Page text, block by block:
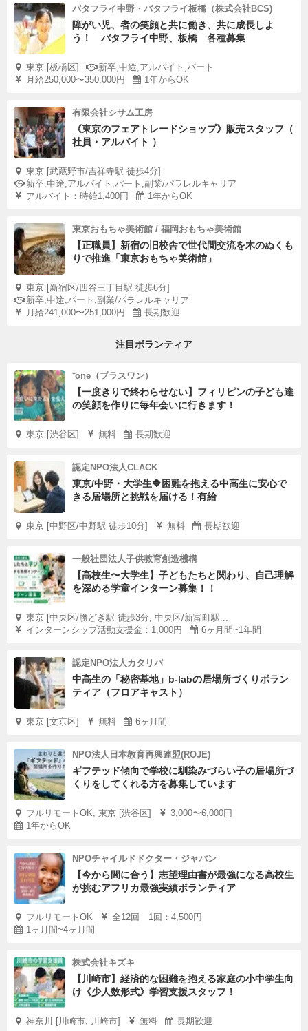
バタフライ中野・バタフライ板橋（株式会社BCS)
障がい児、者の笑顔と共に働き、共に成長しよ
う！ バタフライ中野、板橋 各種募集
東京 [板橋区]
新卒,中途,アルバイト,パート
月給250,000〜350,000円
1年からOK
有限会社シサム工房
《東京のフェアトレードショップ》販売スタッフ（
社員・アルバイト ）
東京 [武蔵野市/吉祥寺駅 徒歩4分]
新卒,中途,アルバイト,パート,副業/パラレルキャリア
アルバイト：時給1,400円
1年からOK
東京おもちゃ美術館 / 福岡おもちゃ美術館
【正職員】新宿の旧校舎で世代間交流を木のぬくも
りで推進「東京おもちゃ美術館」
東京 [新宿区/四谷三丁目駅 徒歩6分]
新卒,中途,パート,副業/パラレルキャリア
月給241,000〜251,000円
長期歓迎
注目ボランティア
⁺one（プラスワン）
【一度きりで終わらせない】フィリピンの子ども達
の笑顔を作りに毎年会いに行きます！
東京 [渋谷区] 無料 長期歓迎
認定NPO法人CLACK
東京/中野・大学生🔶困難を抱える中高生に安心で
きる居場所と挑戦を届ける！有給
東京 [中野区/中野駅 徒歩10分] 無料 長期歓迎
一般社団法人子供教育創造機構
【高校生〜大学生】子どもたちと関わり、自己理解
を深める学童インターン募集！！
東京 [中央区/勝どき駅 徒歩3分, 中央区/新富町駅...
インターンシップ活動支援金：1,000円
6ヶ月間~1年間
認定NPO法人カタリバ
中高生の「秘密基地」b-labの居場所づくりボラン
ティア（フロアキャスト）
東京 [文京区] 無料 6ヶ月間
NPO法人日本教育再興連盟(ROJE)
ギフテッド傾向で学校に馴染みづらい子の居場所づ
くりをしてくれる方を募集しています
フルリモートOK, 東京 [渋谷区]
3,000〜6,000円
1年からOK
NPOチャイルドドクター・ジャパン
【今から間に合う】志望理由書が最強になる高校生
が挑むアフリカ最強実績ボランティア
フルリモートOK
全12回 1回：4,500円
1ヶ月間~4ヶ月間
株式会社キズキ
【川崎市】経済的な困難を抱える家庭の小中学生向
け《少人数形式》学習支援スタッフ！
神奈川 [川崎市, 川崎市] 無料 長期歓迎